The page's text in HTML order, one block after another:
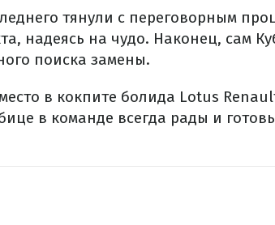
тянули с переговорным
надеясь на чудо. Наконец, сам
поиска замены.
в кокпите болида Lotus
в команде всегда рады и